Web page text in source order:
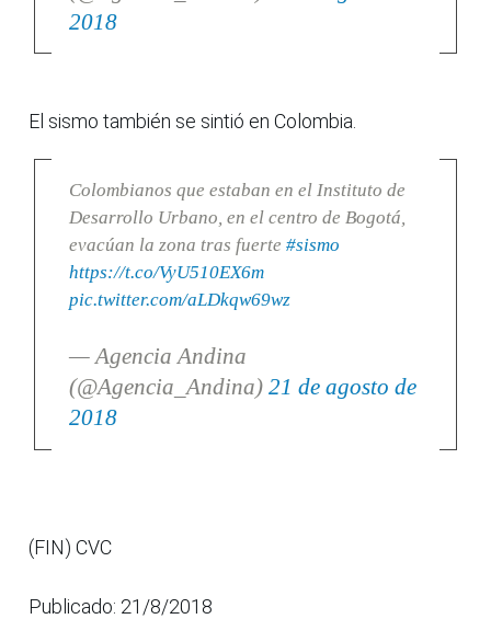
2018
El sismo también se sintió en Colombia.
Colombianos que estaban en el Instituto de
Desarrollo Urbano, en el centro de Bogotá,
evacúan la zona tras fuerte #sismo
https://t.co/VyU510EX6m
pic.twitter.com/aLDkqw69wz
— Agencia Andina
(@Agencia_Andina) 21 de agosto de
2018
(FIN) CVC
Publicado: 21/8/2018